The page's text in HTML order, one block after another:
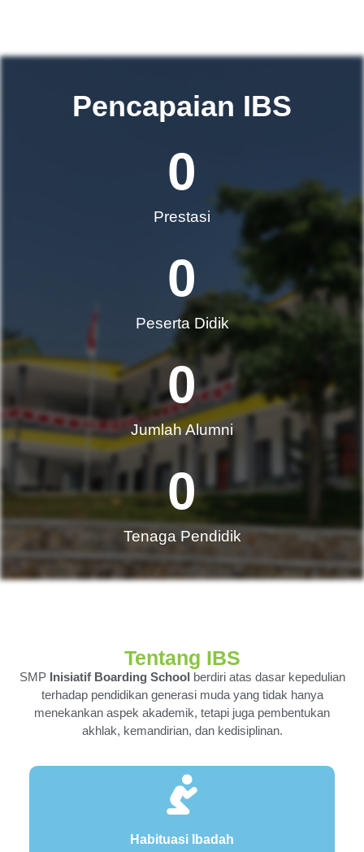
Pencapaian IBS
0
Prestasi
0
Peserta Didik
0
Jumlah Alumni​
0
Tenaga Pendidik
Tentang IBS
SMP Inisiatif Boarding School berdiri atas dasar kepedulian
terhadap pendidikan generasi muda yang tidak hanya
menekankan aspek akademik, tetapi juga pembentukan
akhlak, kemandirian, dan kedisiplinan.
Habituasi Ibadah